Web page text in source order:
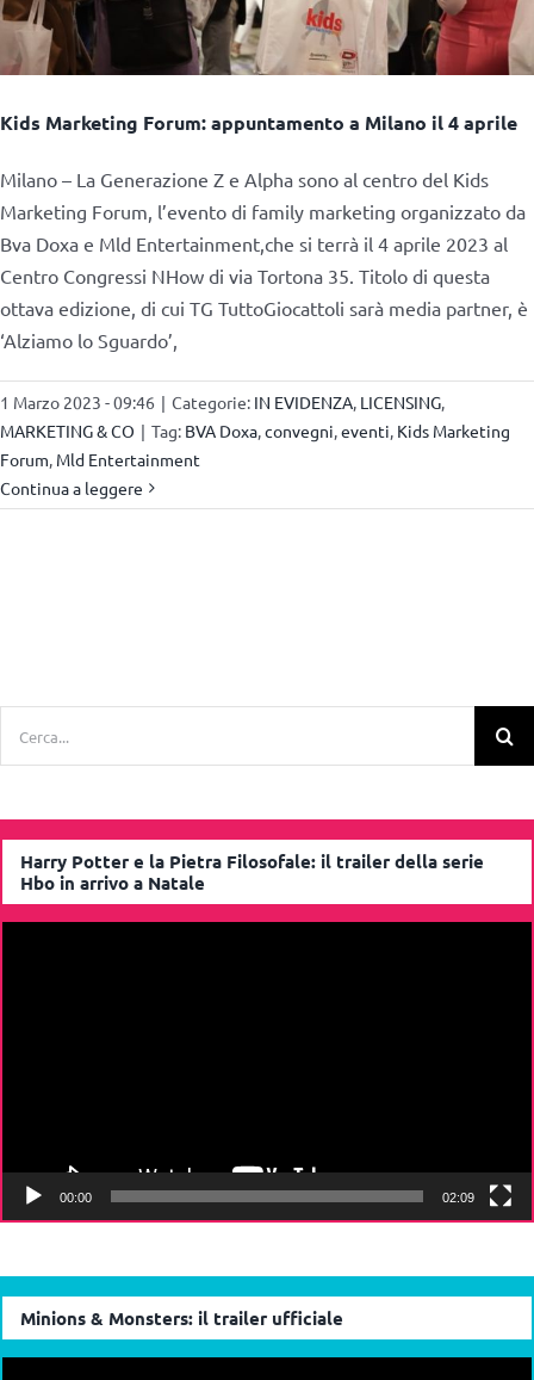
Kids Marketing Forum: appuntamento a Milano il 4 aprile
Milano – La Generazione Z e Alpha sono al centro del Kids
Marketing Forum, l’evento di family marketing organizzato da
Bva Doxa e Mld Entertainment,che si terrà il 4 aprile 2023 al
Centro Congressi NHow di via Tortona 35. Titolo di questa
ottava edizione, di cui TG TuttoGiocattoli sarà media partner, è
‘Alziamo lo Sguardo’,
1 Marzo 2023 - 09:46 | Categorie: IN EVIDENZA, LICENSING,
MARKETING & CO | Tag: BVA Doxa,convegni,eventi, Kids Marketing
Forum, Mld Entertainment
Continua a leggere
Harry Potter e la Pietra Filosofale: il trailer della serie
Hbo in arrivo a Natale
00:00 02:09
Minions & Monsters: il trailer ufficiale